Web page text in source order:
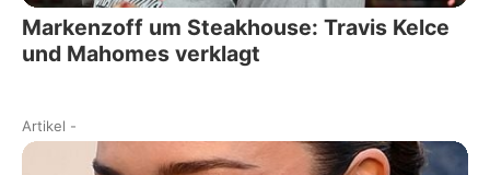
Markenzoff um Steakhouse: Travis Kelce
und Mahomes verklagt
Artikel -